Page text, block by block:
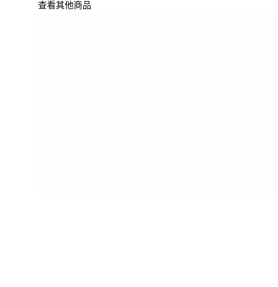
查看其他商品